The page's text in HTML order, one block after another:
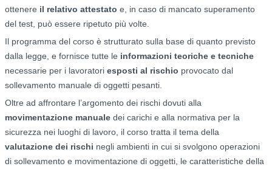
ottenere il relativo attestato e, in caso di mancato superamento
del test, può essere ripetuto più volte.
Il programma del corso è strutturato sulla base di quanto previsto
dalla legge, e fornisce tutte le informazioni teoriche e tecniche
necessarie per i lavoratori esposti al rischio provocato dal
sollevamento manuale di oggetti pesanti.
Oltre ad affrontare l’argomento dei rischi dovuti alla
movimentazione manuale dei carichi e alla normativa per la
sicurezza nei luoghi di lavoro, il corso tratta il tema della
valutazione dei rischi negli ambienti in cui si svolgono operazioni
di sollevamento e movimentazione di oggetti, le caratteristiche della